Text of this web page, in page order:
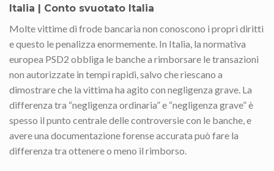
Italia | Conto svuotato Italia
Molte vittime di frode bancaria non conoscono i propri diritti
e questo le penalizza enormemente. In Italia, la normativa
europea PSD2 obbliga le banche a rimborsare le transazioni
non autorizzate in tempi rapidi, salvo che riescano a
dimostrare che la vittima ha agito con negligenza grave. La
differenza tra “negligenza ordinaria” e “negligenza grave” è
spesso il punto centrale delle controversie con le banche, e
avere una documentazione forense accurata può fare la
differenza tra ottenere o meno il rimborso.